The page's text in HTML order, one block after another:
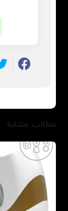
مطالب مشابه